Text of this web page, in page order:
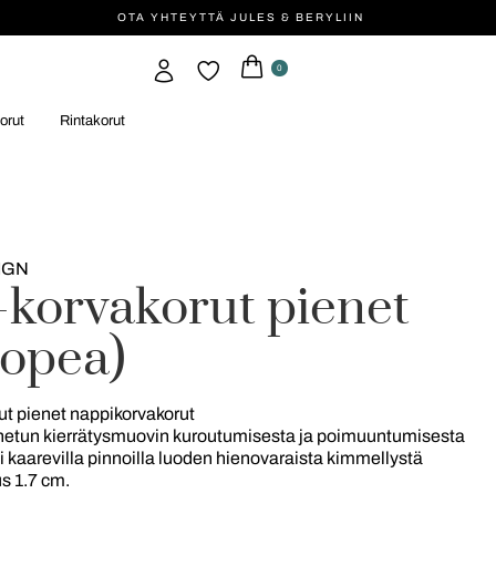
OTA YHTEYTTÄ JULES & BERYLIIN
0
Rintakorut
pienet
pienet nappikorvakorut
kierrätysmuovin kuroutumisesta ja poimuuntumisesta
kaarevilla pinnoilla luoden hienovaraista kimmellystä
1.7 cm.